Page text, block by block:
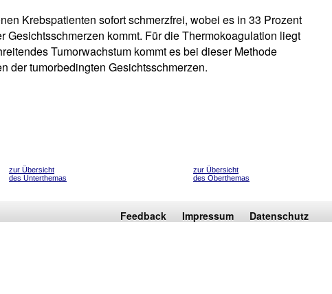
Krebspatienten sofort schmerzfrei, wobei es in 33 Prozent
kommt. Für die Thermokoagulation liegt
Tumorwachstum kommt es bei dieser Methode
der tumorbedingten Gesichtsschmerzen.
zur Übersicht
des Unterthemas
zur Übersicht
des Oberthemas
Feedback Impressum Datenschutz